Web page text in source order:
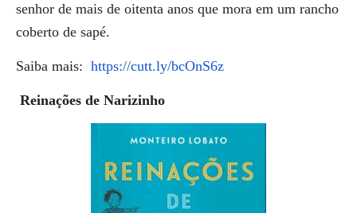
senhor de mais de oitenta anos que mora em um rancho
coberto de sapé.
Saiba mais: https://cutt.ly/bcOnS6z
Reinações de Narizinho